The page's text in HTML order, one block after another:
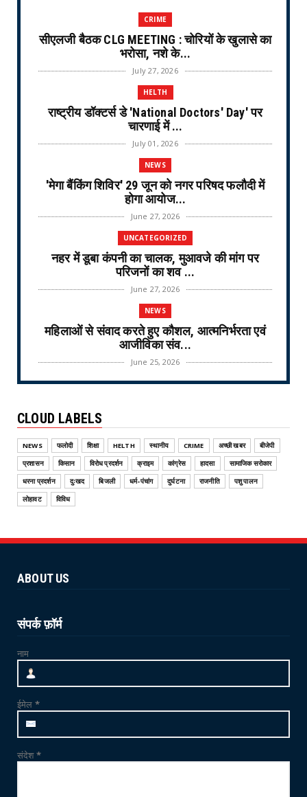
CRIME
सीएलजी बैठक CLG MEETING : चोरियों के खुलासे का
भरोसा, नशे के...
July 27, 2026
HELTH
राष्ट्रीय डॉक्टर्स डे 'National Doctors' Day' पर
चारणाई में ...
July 01, 2026
NEWS
'मेगा बैंकिंग शिविर' 29 जून को नगर परिषद फलौदी में
होगा आयोज...
June 27, 2026
UNCATEGORIZED
नहर में डूबा कंपनी का चालक, मुआवजे की मांग पर
परिजनों का शव ...
June 27, 2026
NEWS
महिलाओं से संवाद करते हुए कौशल, आत्मनिर्भरता एवं
आजीविका संव...
June 25, 2026
NEWS
CRIME
ऑपरेशन वज्र प्रहार Operation Vajra Prahar :
एमडी फैक्ट्री और...
जाम्भा की ढाणी में उत्साहपूर्वक मनाया गया 12वां
ट्यूबवेल ...
CLOUD LABELS
NEWS फलोदी शिक्षा HELTH स्थानीय CRIME अच्छी खबर
बीजेपी
प्रशासन
किसान विरोध प्रदर्शन क्राइम कांग्रेस हादसा
सामाजिक सरोकार
धरना प्रदर्शन
दुःखद बिजली धर्म-पंचांग दुर्घटना राजनीति
पशु पालन
लोहावट
विविध
ABOUT US
संपर्क फ़ॉर्म
नाम
ईमेल *
संदेश*